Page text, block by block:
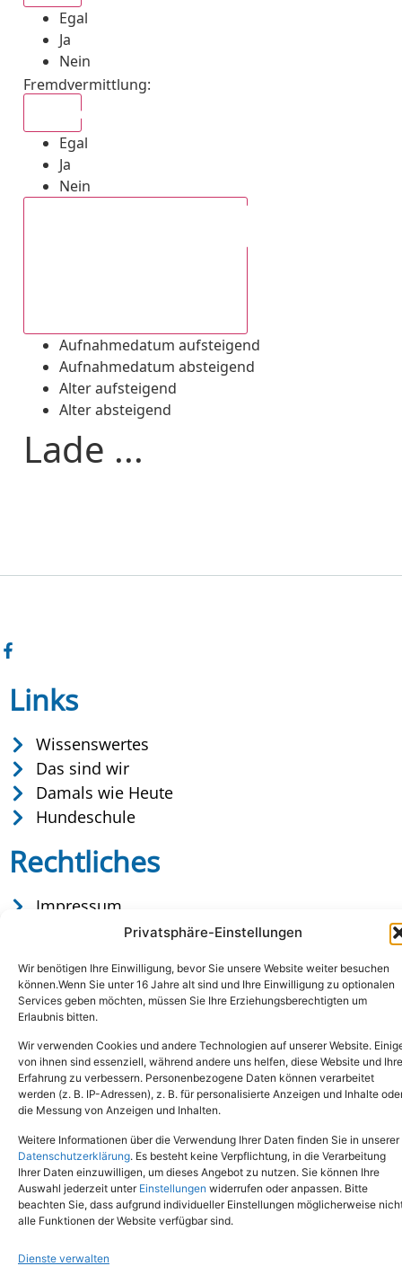
Privatsphäre-Einstellungen
Wir benötigen Ihre Einwilligung, bevor Sie unsere Website weiter besuchen
können.Wenn Sie unter 16 Jahre alt sind und Ihre Einwilligung zu optionalen
Services geben möchten, müssen Sie Ihre Erziehungsberechtigten um
Erlaubnis bitten.
Wir verwenden Cookies und andere Technologien auf unserer Website.
von ihnen sind essenziell, während andere uns helfen, diese Website und Ihre
Erfahrung zu verbessern. Personenbezogene Daten können verarbeitet
werden (z. B. IP-Adressen), z. B. für personalisierte Anzeigen und Inhalte
die Messung von Anzeigen und Inhalten.
Weitere Informationen über die Verwendung Ihrer Daten finden Sie in unserer
Datenschutzerklärung. Es besteht keine Verpflichtung, in die Verarbeitung
Ihrer Daten einzuwilligen, um dieses Angebot zu nutzen. Sie können Ihre
Auswahl jederzeit unter Einstellungen widerrufen oder anpassen. Bitte
beachten Sie, dass aufgrund individueller Einstellungen möglicherweise
alle Funktionen der Website verfügbar sind.
Dienste verwalten
Egal
Ja
Nein
Fremdvermittlung:
Egal
Ja
Nein
Aufnahmedatum aufsteigend
Aufnahmedatum absteigend
Alter aufsteigend
Alter absteigend
Lade ...
Links
Wissenswertes
Das sind wir
Damals wie Heute
Hundeschule
Rechtliches
Impressum
Datenschutz
Copyright © 2024. Alle Rechte vorbehalten.
Tel.: (02651) - 77438info@tierheim-mayen.de
In der Pluns 1, 56727 Mayen